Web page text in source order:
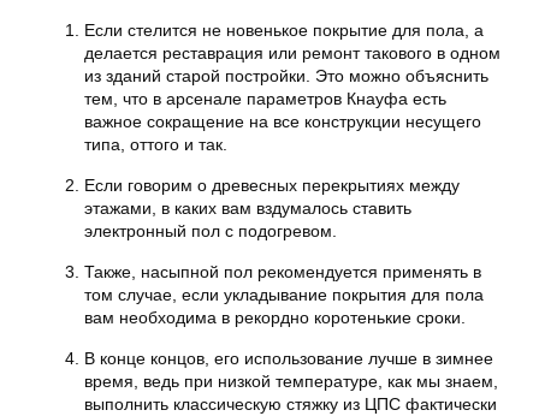
Если стелится не новенькое покрытие для пола, а
делается реставрация или ремонт такового в одном
из зданий старой постройки. Это можно объяснить
тем, что в арсенале параметров Кнауфа есть
важное сокращение на все конструкции несущего
типа, оттого и так.
Если говорим о древесных перекрытиях между
этажами, в каких вам вздумалось ставить
электронный пол с подогревом.
Также, насыпной пол рекомендуется применять в
том случае, если укладывание покрытия для пола
вам необходима в рекордно коротенькие сроки.
В конце концов, его использование лучше в зимнее
время, ведь при низкой температуре, как мы знаем,
выполнить классическую стяжку из ЦПС фактически